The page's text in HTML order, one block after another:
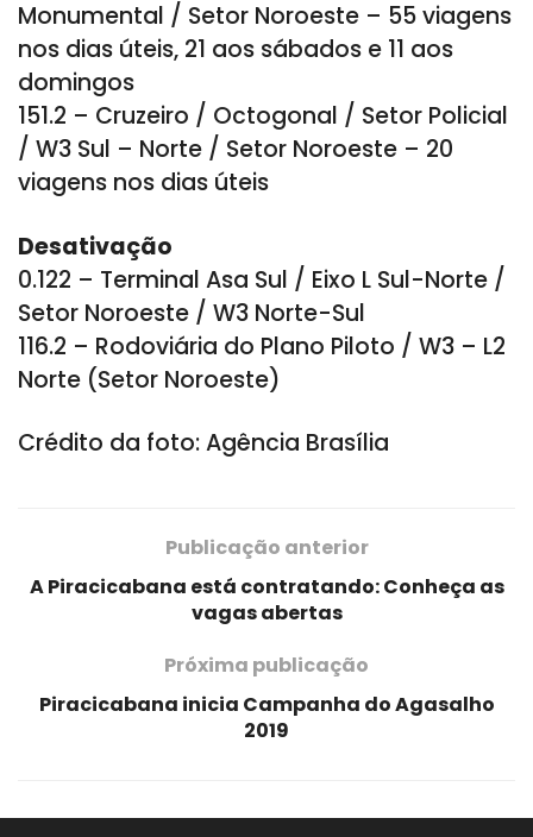
Monumental / Setor Noroeste – 55 viagens
nos dias úteis, 21 aos sábados e 11 aos
domingos
151.2 – Cruzeiro / Octogonal / Setor Policial
/ W3 Sul – Norte / Setor Noroeste – 20
viagens nos dias úteis
Desativação
0.122 – Terminal Asa Sul / Eixo L Sul-Norte /
Setor Noroeste / W3 Norte-Sul
116.2 – Rodoviária do Plano Piloto / W3 – L2
Norte (Setor Noroeste)
Crédito da foto: Agência Brasília
Publicação anterior
A Piracicabana está contratando: Conheça as
vagas abertas
Próxima publicação
Piracicabana inicia Campanha do Agasalho
2019